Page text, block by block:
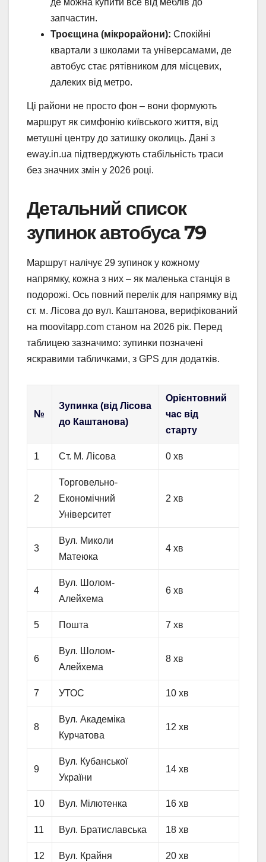
запчастин.
Троєщина (мікрорайони): Спокійні
квартали з школами та універсамами, де
автобус стає рятівником для місцевих,
далеких від метро.
Ці райони не просто фон – вони формують
маршрут як симфонію київського життя, від
метушні центру до затишку околиць. Дані з
eway.in.ua підтверджують стабільність траси
без значних змін у 2026 році.
Детальний список
зупинок автобуса 79
Маршрут налічує 29 зупинок у кожному
напрямку, кожна з них – як маленька станція в
подорожі. Ось повний перелік для напрямку від
ст. м. Лісова до вул. Каштанова, верифікований
на moovitapp.com станом на 2026 рік. Перед
таблицею зазначимо: зупинки позначені
яскравими табличками, з GPS для додатків.
№
Зупинка (від Лісова
до Каштанова)
Орієнтовний
час від
старту
1 Ст. М. Лісова 0 хв
2
Торговельно-
Економічний
Університет
2 хв
3
Вул. Миколи
Матеюка
4 хв
4
Вул. Шолом-
Алейхема
6 хв
5 Пошта 7 хв
6
Вул. Шолом-
Алейхема
8 хв
7 УТОС 10 хв
8
Вул. Академіка
Курчатова
12 хв
9
Вул. Кубанської
України
14 хв
10 Вул. Мілютенка 16 хв
11 Вул. Братиславська 18 хв
12 Вул. Крайня 20 хв